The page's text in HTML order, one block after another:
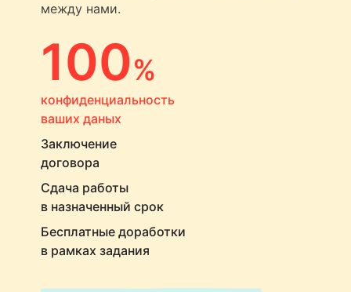
между нами.
100%
конфиденциальность
ваших даных
Заключение
договора
Сдача работы
в назначенный срок
Бесплатные доработки
в рамках задания